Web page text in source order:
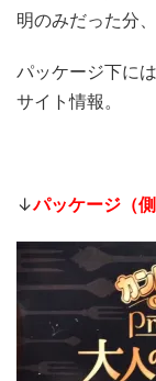
明のみだった分
パッケージ下に
サイト情報。
↓パッケージ（側